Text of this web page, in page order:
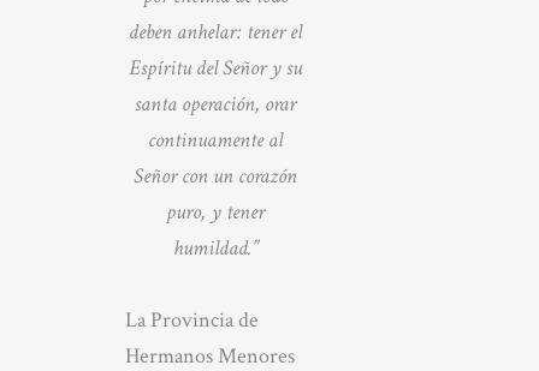
deben anhelar: tener el
Espíritu del Señor y su
santa operación, orar
continuamente al
Señor con un corazón
puro, y tener
humildad.”
La Provincia de
Hermanos Menores